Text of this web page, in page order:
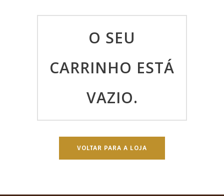
O SEU
CARRINHO ESTÁ
VAZIO.
VOLTAR PARA A LOJA